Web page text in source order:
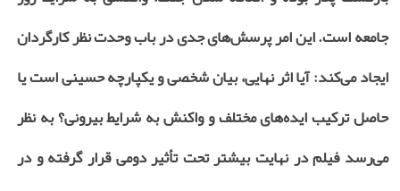
جامعه است. این امر پرسش‌های جدی در باب وحدت نظر کارگردان
ایجاد می‌کند: آیا اثر نهایی، بیان شخصی و یکپارچه حسینی است یا
حاصل ترکیب ایده‌های مختلف و واکنش به شرایط بیرونی؟ به نظر
می‌رسد فیلم در نهایت بیشتر تحت تأثیر دومی قرار گرفته و در